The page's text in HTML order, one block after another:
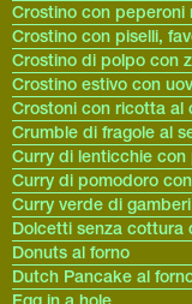
Crostino con peperoni
Crostino con piselli,
Crostino di polpo con
Crostino estivo con
Crostoni con ricotta al
Crumble di fragole al
Curry di lenticchie
Curry di pomodoro
Curry verde di gamberi
Dolcetti senza cottura
Donuts al forno
Dutch Pancake al